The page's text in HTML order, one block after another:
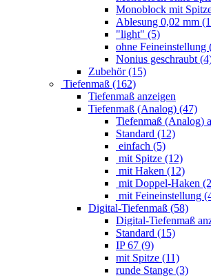
Monoblock mit
Ablesung 0,02 mm
"light" (5)
ohne Feineinstellung
Nonius geschraubt
Zubehör (15)
Tiefenmaß (162)
Tiefenmaß anzeigen
Tiefenmaß (Analog) (47)
Tiefenmaß (Analog)
Standard (12)
einfach (5)
mit Spitze (12)
mit Haken (12)
mit Doppel-Haken
mit Feineinstellung
Digital-Tiefenmaß (58)
Digital-Tiefenmaß
Standard (15)
IP 67 (9)
mit Spitze (11)
runde Stange (3)